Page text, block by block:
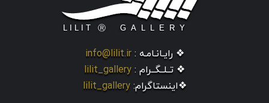
❖ رایـانـامـه : info@lilit.ir
❖ تــلــگــرام : lilit_gallery
❖اینستاگرام: lilit_gallery